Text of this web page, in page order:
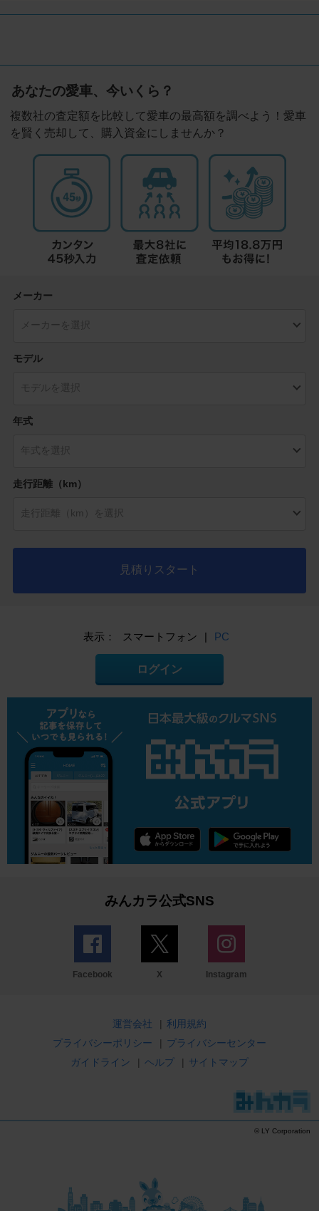
あなたの愛車、今いくら？
複数社の査定額を比較して愛車の最高額を調べよう！愛車
を賢く売却して、購入資金にしませんか？
メーカー
モデル
年式
走行距離（km）
見積りスタート
表示： スマートフォン | PC
ログイン
みんカラ公式SNS
Facebook X Instagram
運営会社 | 利用規約
プライバシーポリシー
| プライバシーセンター
ガイドライン
| ヘルプ | サイトマップ
© LY Corporation